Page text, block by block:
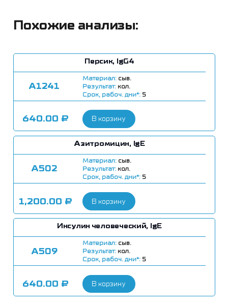
Похожие анализы:
Персик, IgG4
А1241
Материал: сыв.
Результат: кол.
Срок, рабоч. дни*: 5
640.00 ₽ В корзину
Азитромицин, IgE
А502
Материал: сыв.
Результат: кол.
Срок, рабоч. дни*: 5
1,200.00 ₽ В корзину
Инсулин человеческий, IgE
А509
Материал: сыв.
Результат: кол.
Срок, рабоч. дни*: 5
640.00 ₽ В корзину